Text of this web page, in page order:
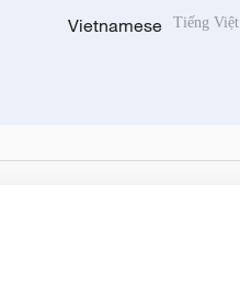
Vietnamese Tiếng Việt